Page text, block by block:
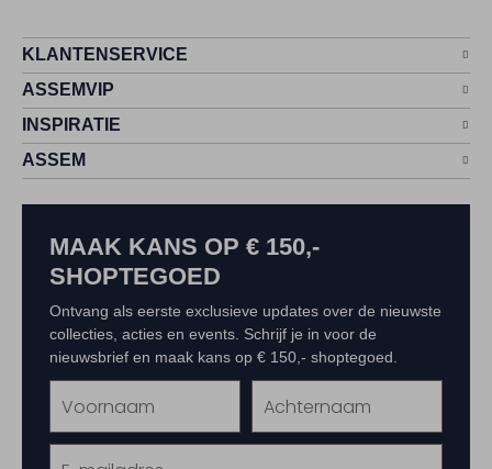
KLANTENSERVICE
ASSEMVIP
INSPIRATIE
ASSEM
MAAK KANS OP € 150,-
SHOPTEGOED
Ontvang als eerste exclusieve updates over de nieuwste
collecties, acties en events. Schrijf je in voor de
nieuwsbrief en maak kans op € 150,- shoptegoed.